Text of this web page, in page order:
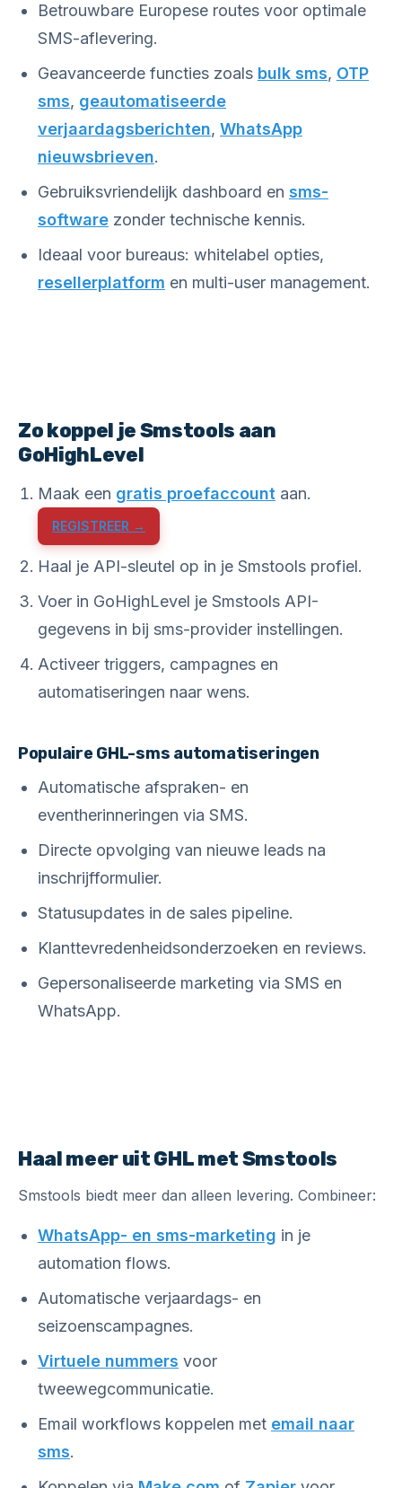
Betrouwbare Europese routes voor optimale
SMS-aflevering.
Geavanceerde functies zoals bulk sms, OTP
sms, geautomatiseerde
verjaardagsberichten, WhatsApp
nieuwsbrieven.
Gebruiksvriendelijk dashboard en sms-
software zonder technische kennis.
Ideaal voor bureaus: whitelabel opties,
resellerplatform en multi-user management.
Zo koppel je Smstools aan
GoHighLevel
Maak een gratis proefaccount aan.
REGISTREER →
Haal je API-sleutel op in je Smstools profiel.
Voer in GoHighLevel je Smstools API-
gegevens in bij sms-provider instellingen.
Activeer triggers, campagnes en
automatiseringen naar wens.
Populaire GHL-sms automatiseringen
Automatische afspraken- en
eventherinneringen via SMS.
Directe opvolging van nieuwe leads na
inschrijfformulier.
Statusupdates in de sales pipeline.
Klanttevredenheidsonderzoeken en reviews.
Gepersonaliseerde marketing via SMS en
WhatsApp.
Haal meer uit GHL met Smstools
Smstools biedt meer dan alleen levering. Combineer:
WhatsApp- en sms-marketing in je
automation flows.
Automatische verjaardags- en
seizoenscampagnes.
Virtuele nummers voor
tweewegcommunicatie.
Email workflows koppelen met email naar
sms.